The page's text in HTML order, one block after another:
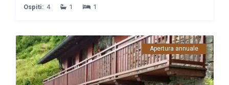
Ospiti: 4 1 1
Apertura annuale